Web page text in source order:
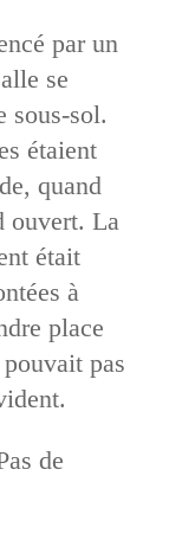
par un
se
sous-sol.
étaient
quand
ouvert. La
était
à
place
pas
de